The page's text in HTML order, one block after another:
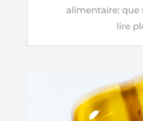
alimentaire: que
lire